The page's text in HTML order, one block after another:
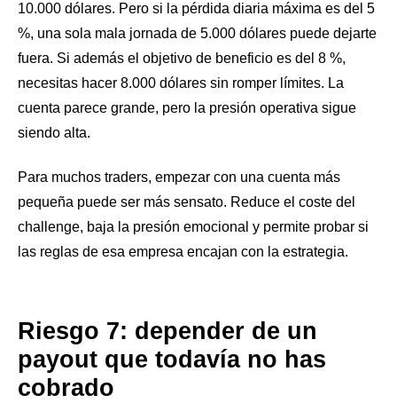
10.000 dólares. Pero si la pérdida diaria máxima es del 5
%, una sola mala jornada de 5.000 dólares puede dejarte
fuera. Si además el objetivo de beneficio es del 8 %,
necesitas hacer 8.000 dólares sin romper límites. La
cuenta parece grande, pero la presión operativa sigue
siendo alta.
Para muchos traders, empezar con una cuenta más
pequeña puede ser más sensato. Reduce el coste del
challenge, baja la presión emocional y permite probar si
las reglas de esa empresa encajan con la estrategia.
Riesgo 7: depender de un
payout que todavía no has
cobrado